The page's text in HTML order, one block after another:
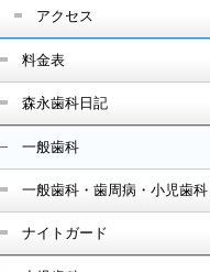
アクセス
料金表
森永歯科日記
一般歯科
一般歯科・歯周病・小児歯科
ナイトガード